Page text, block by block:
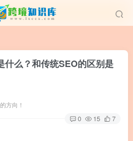
什么？和传统SEO的区别是
方向！
0 15 7